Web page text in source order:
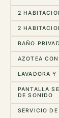
2
2
BAÑO
AZOTEA
LAVADORA Y
PANTALLA
DE SONIDO
SERVICIO